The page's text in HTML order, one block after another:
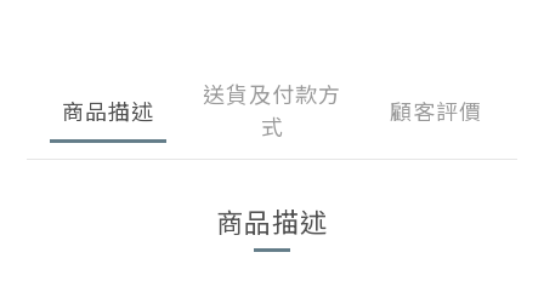
商品描述
送貨及付款方
式
顧客評價
商品描述